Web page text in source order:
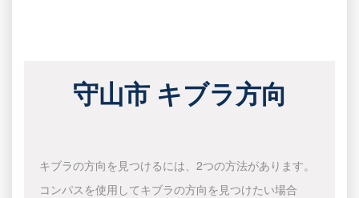
守山市 キブラ方向
キブラの方向を見つけるには、2つの方法があります。
コンパスを使用してキブラの方向を見つけたい場合